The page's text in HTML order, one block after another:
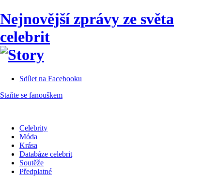
Nejnovější zprávy ze světa
celebrit
Sdílet na Facebooku
Staňte se fanouškem
Celebrity
Móda
Krása
Databáze celebrit
Soutěže
Předplatné